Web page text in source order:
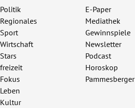
Politik
Regionales
Sport
Wirtschaft
Stars
freizeit
Fokus
Leben
Kultur
E-Paper
Mediathek
Gewinnspiele
Newsletter
Podcast
Horoskop
Pammesberger